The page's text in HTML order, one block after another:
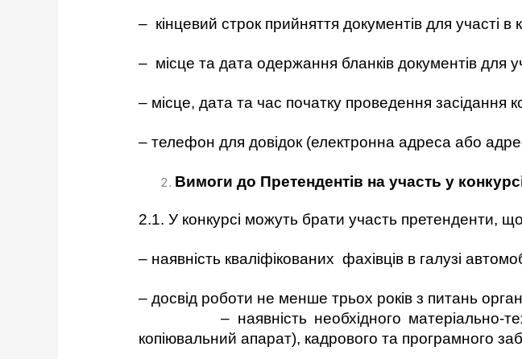
– кінцевий строк прийняття документів для участі в
– місце та дата одержання бланків документів для
– місце, дата та час початку проведення засідання
– телефон для довідок (електронна адреса або
Вимоги до Претендентів на участь у
2.1. У конкурсі можуть брати участь претенденти,
– наявність кваліфікованих фахівців в галузі
– досвід роботи не менше трьох років з питань
– наявність необхідного матеріально-
копіювальний апарат), кадрового та програмного